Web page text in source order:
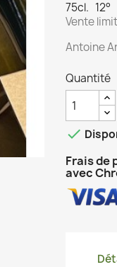
75cl. 12°
Vente
Antoine
Quantité

Frais de
avec